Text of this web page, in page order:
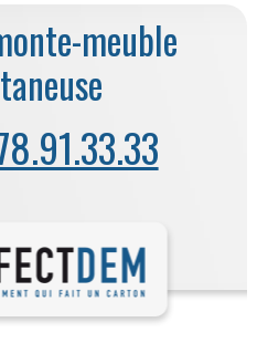
meuble